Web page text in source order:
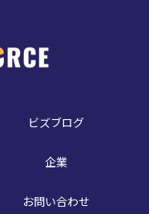
ビズブログ
企業
お問い合わせ